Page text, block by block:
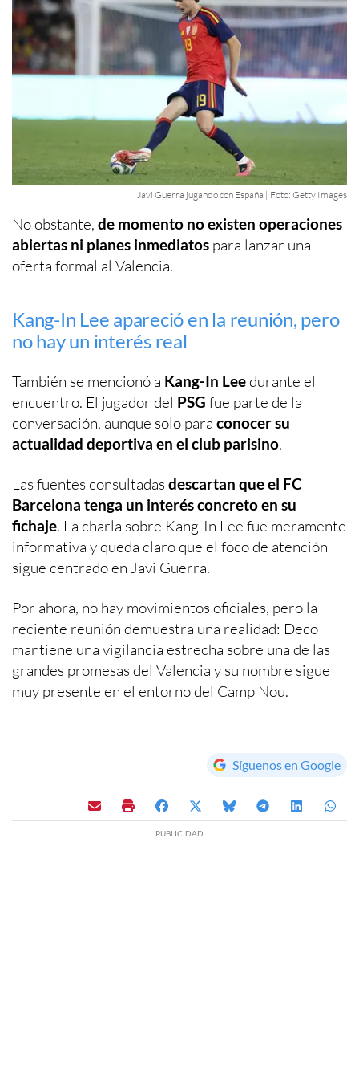
Javi Guerra jugando con España | Foto: Getty Images
No obstante, de momento no existen operaciones
abiertas ni planes inmediatos para lanzar una
oferta formal al Valencia.
Kang-In Lee apareció en la reunión, pero
no hay un interés real
También se mencionó a Kang-In Leedurante el
encuentro. El jugador del PSG fue parte de la
conversación, aunque solo para conocer su
actualidad deportiva en el club parisino.
Las fuentes consultadas descartan que el FC
Barcelona tenga un interés concreto en su
fichaje. La charla sobre Kang-In Lee fue meramente
informativa y queda claro que el foco de atención
sigue centrado en Javi Guerra.
Por ahora, no hay movimientos oficiales, pero la
reciente reunión demuestra una realidad: Deco
mantiene una vigilancia estrecha sobre una de las
grandes promesas del Valencia y su nombre sigue
muy presente en el entorno del Camp Nou.
Síguenos en Google